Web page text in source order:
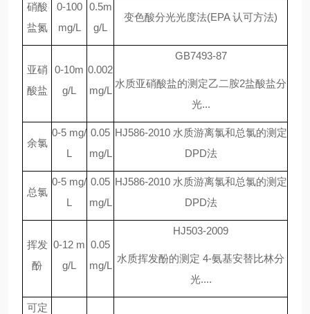
硝酸
盐氮
0-100
mg/L
0.5m
g/L
变色酸分光光度法(EPA 认可方法)
亚硝
酸盐
0-10m
g/L
0.002
mg/L
GB7493-87
水质亚硝酸盐的测定乙二胺2盐酸盐分
光...
余氯
0-5 mg/
L
0.05
mg/L
HJ586-2010 水质游离氯和总氯的测定
DPD法
总氯
0-5 mg/
L
0.05
mg/L
HJ586-2010 水质游离氯和总氯的测定
DPD法
挥发
酚
0-12 m
g/L
0.05
mg/L
HJ503-2009
水质挥发酚的测定 4-氨基安替比林分
光....
可定